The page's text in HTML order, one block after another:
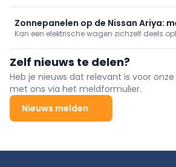
Zonnepanelen op de Nissan Ariya:
gimmick
Kan een elektrische wagen zichzelf deels
verminderen. Een praktijkgerichte blik op
aanvullende EV-oplossing.
Zelf nieuws te delen?
Heb je nieuws dat relevant is voor
met ons via het meldformulier.
Nieuws melden